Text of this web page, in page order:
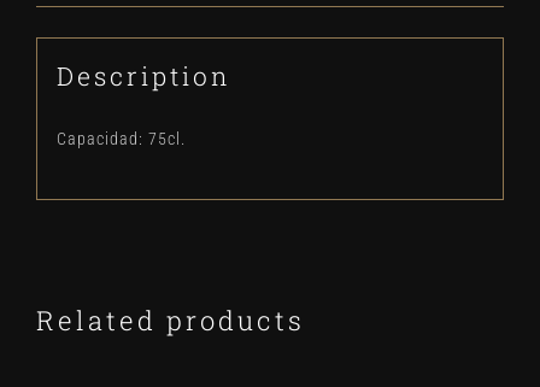
Description
Capacidad: 75cl.
Related products